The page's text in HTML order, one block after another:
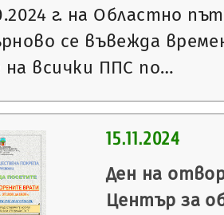
г. на Областно
се въвежда
на всички ППС по…
15.11.2024
Ден на
Център за